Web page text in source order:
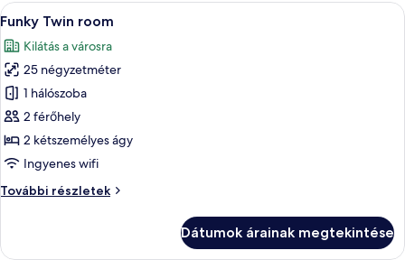
A
következő
szoba
összes
képének
megtekintése:
Funky
Twin
room
Egy modern szállodai szoba,
6
Funky Twin room
Kilátás a városra
25 négyzetméter
1 hálószoba
2 férőhely
2 kétszemélyes ágy
Ingyenes wifi
További részletek
Funky
részletei
Dátumok árainak megtekintése